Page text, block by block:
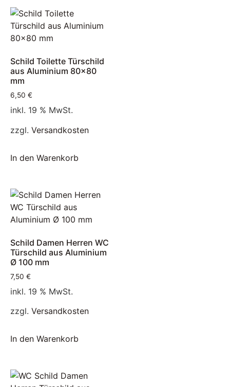
Schild Toilette Türschild
aus Aluminium 80×80
mm
6,50 €
inkl. 19 % MwSt.
zzgl. Versandkosten
In den Warenkorb
Schild Damen Herren WC
Türschild aus Aluminium
Ø 100 mm
7,50 €
inkl. 19 % MwSt.
zzgl. Versandkosten
In den Warenkorb